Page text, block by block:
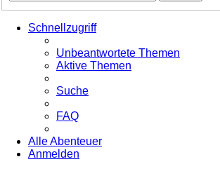
Schnellzugriff
Unbeantwortete Themen
Aktive Themen
Suche
FAQ
Alle Abenteuer
Anmelden